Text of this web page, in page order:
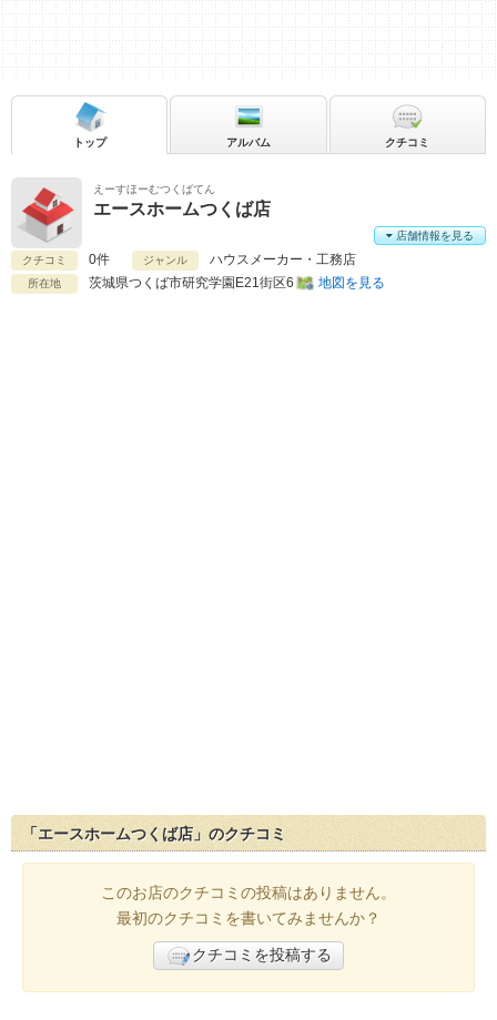
えーすほーむつくばてん
エースホームつくば店
クチコミ 0件 ジャンル ハウスメーカー・工務店
所在地 茨城県つくば市研究学園E21街区6 地図を見る
店舗情報を見る
トップ アルバム クチコミ
「エースホームつくば店」のクチコミ
このお店のクチコミの投稿はありません。
最初のクチコミを書いてみませんか？
クチコミを投稿する